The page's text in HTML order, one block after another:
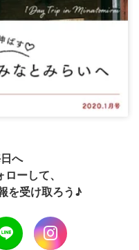
へ
ーして、
を受け取ろう♪